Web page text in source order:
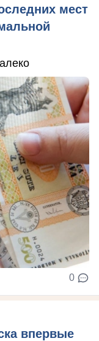
мест
0
впервые